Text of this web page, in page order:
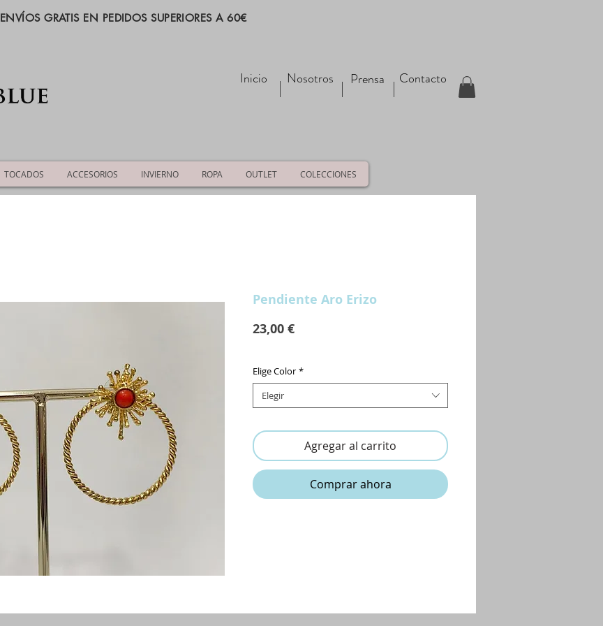
ENVÍOS GRATIS EN PEDIDOS SUPERIORES A 60€
Inicio Nosotros Prensa Contacto
Pendiente Aro Erizo
23,00 €Precio
Elige Color *
Elegir
Agregar al carrito
Comprar ahora
TOCADOS ACCESORIOS INVIERNO ROPA OUTLET COLECCIONES